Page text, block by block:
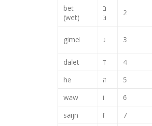
bet
(wet)
ב
בּ
2
gimel ג 3
dalet
ד 4
he
ה 5
waw
ו 6
saijn
ז 7